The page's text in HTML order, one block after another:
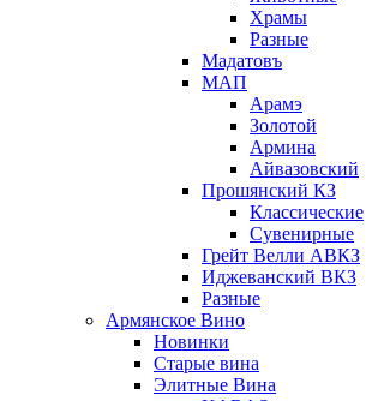
Храмы
Разные
Мадатовъ
МАП
Арамэ
Золотой
Армина
Айвазовский
Прошянский КЗ
Классические
Сувенирные
Грейт Велли АВКЗ
Иджеванский ВКЗ
Разные
Армянское Вино
Новинки
Старые вина
Элитные Вина